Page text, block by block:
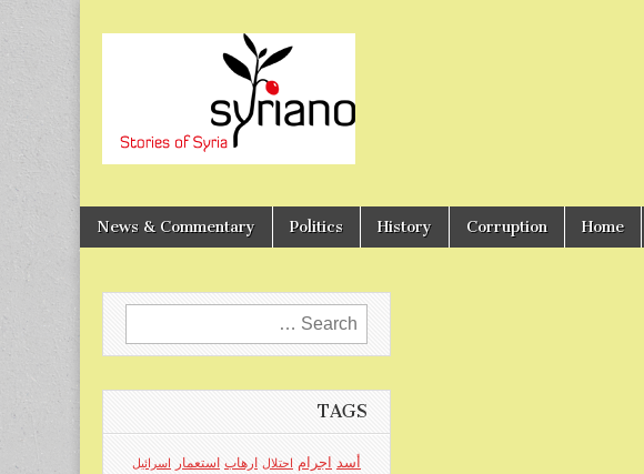
syriano Home
Corruption
History
Politics
News & Commentary
Search
for:
TAGS
أسد اجرام احتلال ارهاب استعمار اسرائيل